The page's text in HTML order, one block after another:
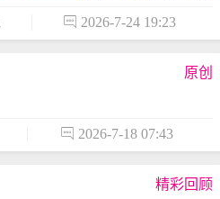
 2026-7-24 19:23
原创
 2026-7-18 07:43
精彩回顾